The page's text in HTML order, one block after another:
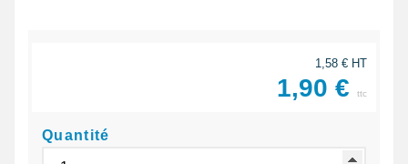
1,58 € HT
1,90 € ttc
Quantité